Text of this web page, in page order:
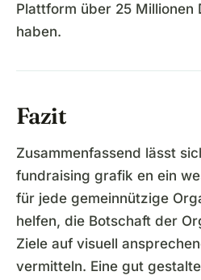
Plattform über 25 Millionen
haben.
Fazit
Zusammenfassend lässt
fundraising grafik en ein
für jede gemeinnützige
helfen, die Botschaft der
Ziele auf visuell
vermitteln. Eine gut